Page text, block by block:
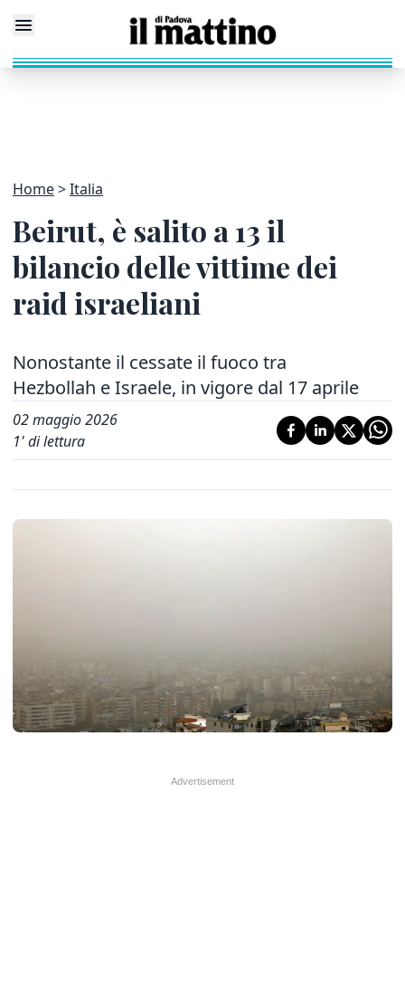
Home Italia
Beirut, è salito a 13 il
bilancio delle vittime dei
raid israeliani
Nonostante il cessate il fuoco tra
Hezbollah e Israele, in vigore dal 17 aprile
02 maggio 2026
1' di lettura